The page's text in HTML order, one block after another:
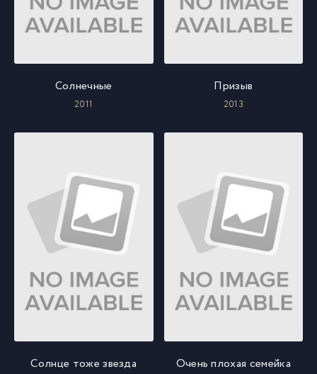
Солнечные
2011
Призыв
2013
Солнце тоже звезда Очень плохая семейка